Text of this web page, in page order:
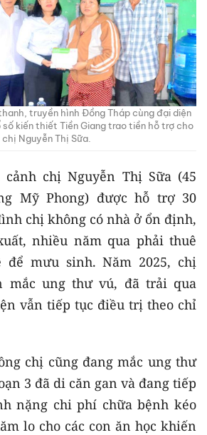
truyền hình Đồng Tháp cùng đại diện
số kiến thiết Tiền Giang trao tiền hỗ trợ cho
chị Nguyễn Thị Sữa.
cảnh chị Nguyễn Thị Sữa (45
Mỹ Phong) được hỗ trợ 30
chị không có nhà ở ổn định,
nhiều năm qua phải thuê
mưu sinh. Năm 2025, chị
mắc ung thư vú, đã trải qua
vẫn tiếp tục điều trị theo chỉ
chị cũng đang mắc ung thư
3 đã di căn gan và đang tiếp
nặng chi phí chữa bệnh kéo
lo cho các con ăn học khiến